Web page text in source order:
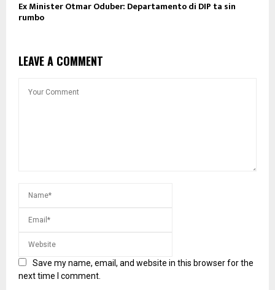
Ex Minister Otmar Oduber: Departamento di DIP ta sin
rumbo
LEAVE A COMMENT
Save my name, email, and website in this browser for the
next time I comment.